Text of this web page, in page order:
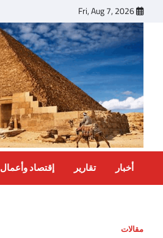
content
Fri, Aug 7, 2026
أخبار تقارير إقتصاد وأعمال
مقالات